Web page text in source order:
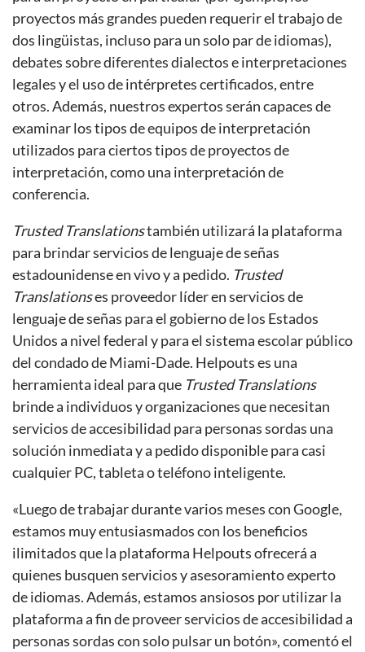
proyectos más grandes pueden requerir el trabajo de
dos lingüistas, incluso para un solo par de idiomas),
debates sobre diferentes dialectos e interpretaciones
legales y el uso de intérpretes certificados, entre
otros. Además, nuestros expertos serán capaces de
examinar los tipos de equipos de interpretación
utilizados para ciertos tipos de proyectos de
interpretación, como una interpretación de
conferencia.
Trusted Translationstambién utilizará la plataforma
para brindar servicios de lenguaje de señas
estadounidense en vivo y a pedido. Trusted
Translationses proveedor líder en servicios de
lenguaje de señas para el gobierno de los Estados
Unidos a nivel federal y para el sistema escolar público
del condado de Miami-Dade. Helpouts es una
herramienta ideal para que Trusted Translations
brinde a individuos y organizaciones que necesitan
servicios de accesibilidad para personas sordas una
solución inmediata y a pedido disponible para casi
cualquier PC, tableta o teléfono inteligente.
«Luego de trabajar durante varios meses con Google,
estamos muy entusiasmados con los beneficios
ilimitados que la plataforma Helpouts ofrecerá a
quienes busquen servicios y asesoramiento experto
de idiomas. Además, estamos ansiosos por utilizar la
plataforma a fin de proveer servicios de accesibilidad a
personas sordas con solo pulsar un botón», comentó el